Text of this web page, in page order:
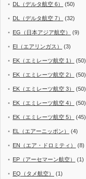
DL（デルタ航空 6） (50)
DL（デルタ航空 7） (32)
EG（日本アジア航空） (9)
EI（エアリンガス） (3)
EK（エミレーツ航空 1） (50)
EK（エミレーツ航空 2） (50)
EK（エミレーツ航空 3） (50)
EK（エミレーツ航空 4） (50)
EK（エミレーツ航空 5） (45)
EL（エアーニッポン） (4)
EN（エア・ドロミティ） (8)
EP（アーセマーン航空） (1)
EQ（タメ航空） (1)